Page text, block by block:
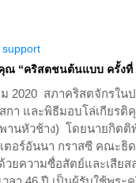
support
ณ “คริสตชนต้นแบบ ครั้งที่
2020 สภาคริสตจักรใน
กา และพิธีมอบโล่เกียร
านหัวช้าง) โดยนายกิต
ตอร์อันนา กราสซี คณะ
วยความซื่อสัตย์และเสีย